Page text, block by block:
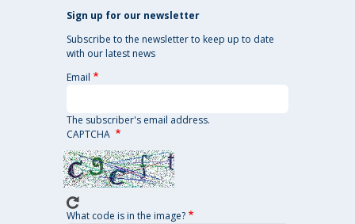
Sign up for our newsletter
Subscribe to the newsletter to keep up to date
with our latest news
Email
The subscriber's email address.
CAPTCHA
What code is in the image?